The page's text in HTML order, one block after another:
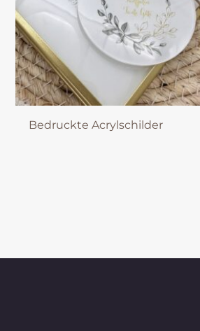
Bedruckte Acrylschilder